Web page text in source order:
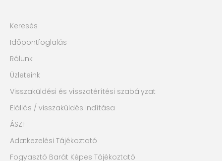
Keresés
Időpontfoglalás
Rólunk
Üzleteink
Visszaküldési és visszatérítési szabályzat
Elállás / visszaküldés indítása
ÁSZF
Adatkezelési Tájékoztató
Fogyasztó Barát Képes Tájékoztató